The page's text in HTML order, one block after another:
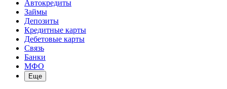
Автокредиты
Займы
Депозиты
Кредитные карты
Дебетовые карты
Связь
Банки
МФО
Еще